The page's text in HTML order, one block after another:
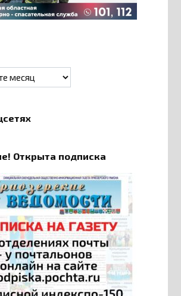
Открыта подписка